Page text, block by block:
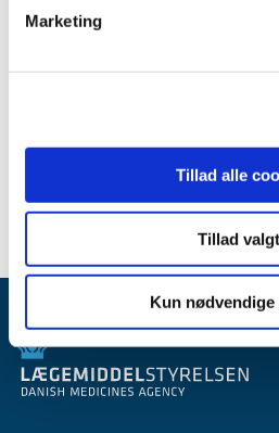
Marketing
Tillad alle
Tillad
Kun nødvendige
2010 (7)
2006 (9)